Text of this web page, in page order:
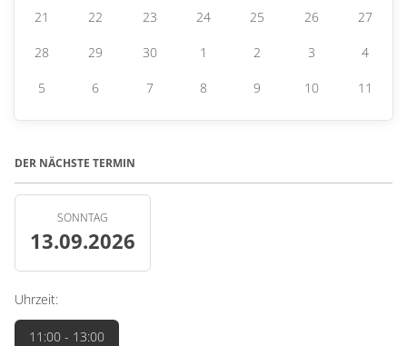
21 22 23 24 25 26 27
28 29 30 1 2 3 4
5 6 7 8 9 10 11
DER NÄCHSTE TERMIN
SONNTAG
13.09.2026
Uhrzeit:
11:00 - 13:00